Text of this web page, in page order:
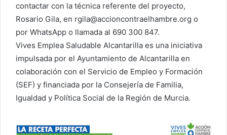
contactar con la técnica referente del proyecto,
Rosario Gila, en rgila@accioncontraelhambre.org o
por WhatsApp o llamada al 690 300 847.
Vives Emplea Saludable Alcantarilla es una iniciativa
impulsada por el Ayuntamiento de Alcantarilla en
colaboración con el Servicio de Empleo y Formación
(SEF) y financiada por la Consejería de Familia,
Igualdad y Política Social de la Región de Murcia.